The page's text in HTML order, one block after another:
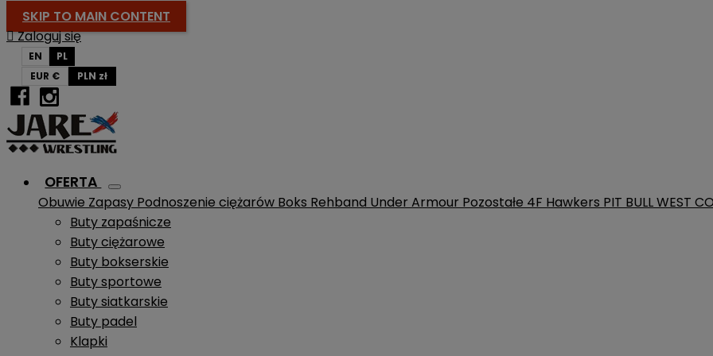
SKIP TO MAIN CONTENT
Zaloguj się
EN
PL
EUR €
PLN zł
OFERTA
Obuwie Zapasy Podnoszenie ciężarów Boks Rehband Under Armour Pozostałe 4F Hawkers PIT BULL WEST
Buty zapaśnicze
Buty ciężarowe
Buty bokserskie
Buty sportowe
Buty siatkarskie
Buty padel
Klapki